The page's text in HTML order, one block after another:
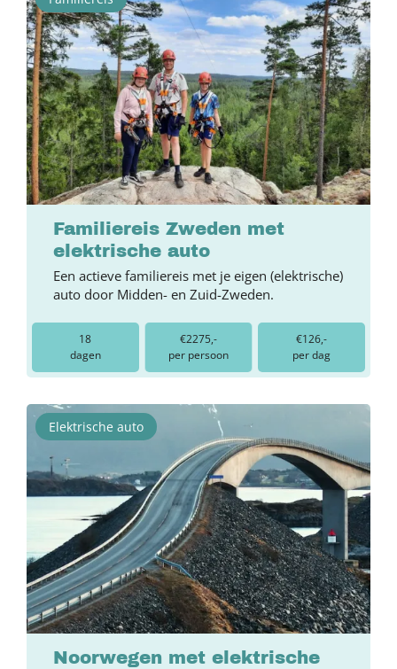
Familiereis Zweden met
elektrische auto
Een actieve familiereis met je eigen (elektrische)
auto door Midden- en Zuid-Zweden.
18
dagen
€2275,-
per persoon
€126,-
per dag
Elektrische auto
Noorwegen met elektrische